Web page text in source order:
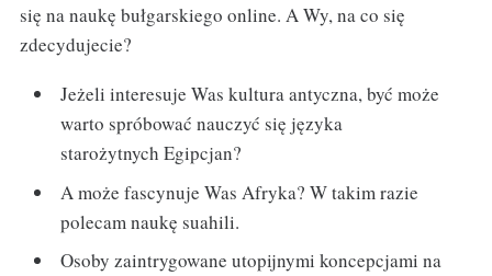
się na naukę bułgarskiego online. A Wy, na co się
zdecydujecie?
Jeżeli interesuje Was kultura antyczna, być może
warto spróbować nauczyć się języka
starożytnych Egipcjan?
A może fascynuje Was Afryka? W takim razie
polecam naukę suahili.
Osoby zaintrygowane utopijnymi koncepcjami na